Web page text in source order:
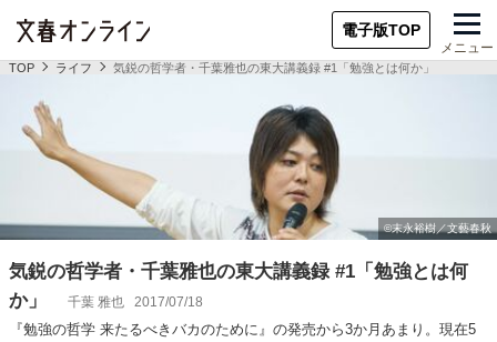
電子版TOP
メニュー
TOP ライフ 気鋭の哲学者・千葉雅也の東大講義録 #1「勉強とは何か」
気鋭の哲学者・千葉雅也の東大講義録 #1「勉強とは何
か」
千葉 雅也 2017/07/18
『勉強の哲学 来たるべきバカのために』の発売から3か月あまり。現在5